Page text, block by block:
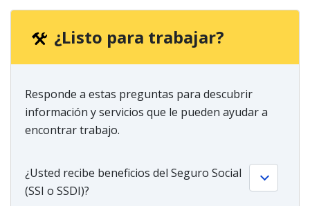
¿Listo para trabajar?
Responde a estas preguntas para descubrir
información y servicios que le pueden ayudar a
encontrar trabajo.
¿Usted recibe beneficios del Seguro Social
(SSI o SSDI)?